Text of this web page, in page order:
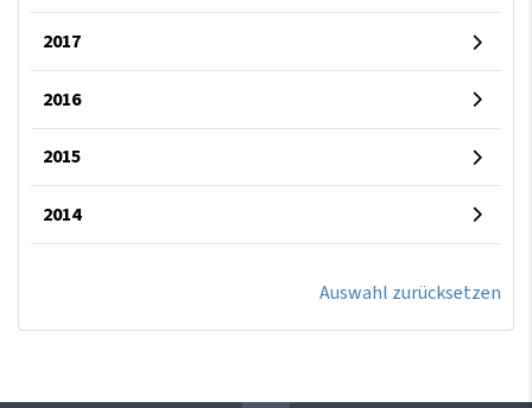
2017
2016
2015
2014
Auswahl zurücksetzen